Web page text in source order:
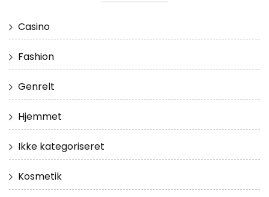
Casino
Fashion
Genrelt
Hjemmet
Ikke kategoriseret
Kosmetik